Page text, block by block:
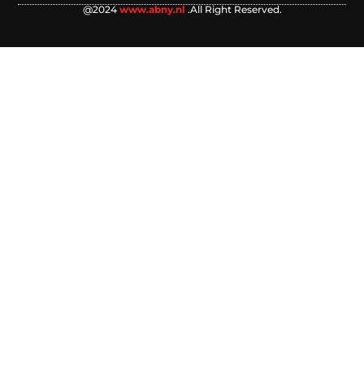
@2024 www.abny.nl .All Right Reserved.